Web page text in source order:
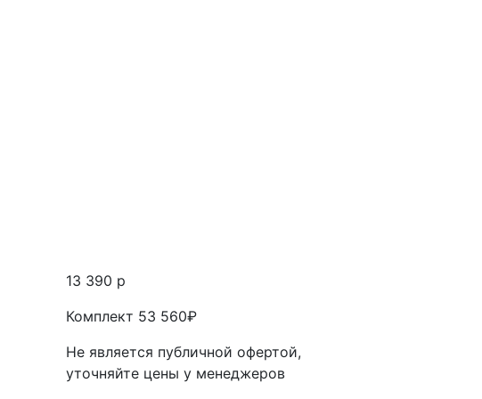
13 390 р
Комплект 53 560₽
Не является публичной офертой,
уточняйте цены у менеджеров